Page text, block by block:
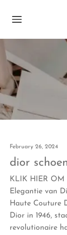
February 26, 2024
dior
KLIK HIER OM
Elegantie van
Haute Couture
Dior in 1946,
revolutionaire